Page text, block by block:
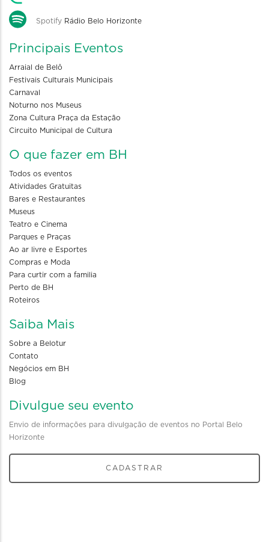
Spotify Rádio Belo Horizonte
Principais Eventos
Arraial de Belô
Festivais Culturais Municipais
Carnaval
Noturno nos Museus
Zona Cultura Praça da Estação
Circuito Municipal de Cultura
O que fazer em BH
Todos os eventos
Atividades Gratuitas
Bares e Restaurantes
Museus
Teatro e Cinema
Parques e Praças
Ao ar livre e Esportes
Compras e Moda
Para curtir com a familia
Perto de BH
Roteiros
Saiba Mais
Sobre a Belotur
Contato
Negócios em BH
Blog
Divulgue seu evento
Envio de informações para divulgação de eventos no Portal Belo
Horizonte
CADASTRAR